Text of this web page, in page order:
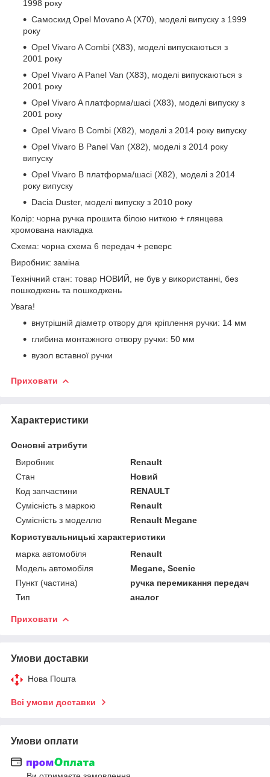
1998 року
Самоскид Opel Movano A (X70), моделі випуску з 1999
року
Opel Vivaro A Combi (X83), моделі випускаються з
2001 року
Opel Vivaro A Panel Van (X83), моделі випускаються з
2001 року
Opel Vivaro A платформа/шасі (X83), моделі випуску з
2001 року
Opel Vivaro B Combi (X82), моделі з 2014 року випуску
Opel Vivaro B Panel Van (X82), моделі з 2014 року
випуску
Opel Vivaro B платформа/шасі (X82), моделі з 2014
року випуску
Dacia Duster, моделі випуску з 2010 року
Колір: чорна ручка прошита білою ниткою + глянцева
хромована накладка
Схема: чорна схема 6 передач + реверс
Виробник: заміна
Технічний стан: товар НОВИЙ, не був у використанні, без
пошкоджень та пошкоджень
Увага!
внутрішній діаметр отвору для кріплення ручки: 14 мм
глибина монтажного отвору ручки: 50 мм
вузол вставної ручки
Приховати
Характеристики
Основні атрибути
Виробник
Renault
Стан
Новий
Код запчастини
RENAULT
Сумісність з маркою
Renault
Сумісність з моделлю
Renault Megane
Користувальницькі характеристики
марка автомобіля
Renault
Модель автомобіля
Megane, Scenic
Пункт (частина)
ручка перемикання передач
Тип
аналог
Приховати
Умови доставки
Нова Пошта
Всі умови доставки
Умови оплати